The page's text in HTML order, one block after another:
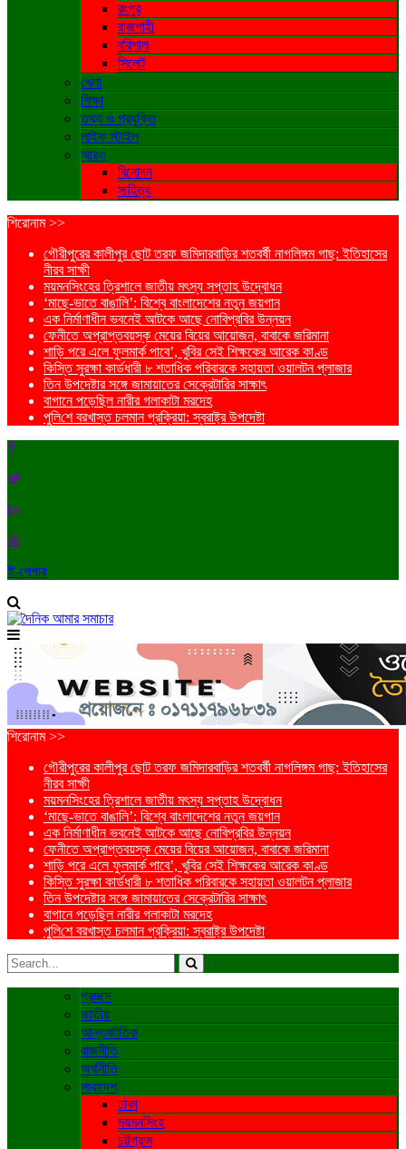
রংপুর
রাজশাহী
বরিশাল
সিলেট
খেলা
শিক্ষা
তথ্য ও প্রযুক্তি
লাইফ স্টাইল
আরও
বিনোদন
সাহিত্য
শিরোনাম >>
গৌরীপুরের কালীপুর ছোট তরফ জমিদারবাড়ির শতবর্ষী নাগলিঙ্গম গাছ: ইতিহাসের
নীরব সাক্ষী
ময়মনসিংহের ত্রিশালে জাতীয় মৎস্য সপ্তাহ উদ্বোধন
‘মাছে-ভাতে বাঙালি’: বিশ্বে বাংলাদেশের নতুন জয়গান
এক নির্মাণাধীন ভবনেই আটকে আছে নোবিপ্রবির উন্নয়ন
ফেনীতে অপ্রাপ্তবয়স্ক মেয়ের বিয়ের আয়োজন, বাবাকে জরিমানা
শাড়ি পরে এলে ফুলমার্ক পাবে’, খুবির সেই শিক্ষকের আরেক কাণ্ড
কিস্তি সুরক্ষা কার্ডধারী ৮ শতাধিক পরিবারকে সহায়তা ওয়ালটন প্লাজার
তিন উপদেষ্টার সঙ্গে জামায়াতের সেক্রেটারির সাক্ষাৎ
বাগানে পড়েছিল নারীর গলাকাটা মরদেহ
পু‌লি‌শে বরখাস্ত চলমান প্রক্রিয়া: স্বরাষ্ট্র উপদেষ্টা
ই-পেপার
শিরোনাম >>
গৌরীপুরের কালীপুর ছোট তরফ জমিদারবাড়ির শতবর্ষী নাগলিঙ্গম গাছ: ইতিহাসের
নীরব সাক্ষী
ময়মনসিংহের ত্রিশালে জাতীয় মৎস্য সপ্তাহ উদ্বোধন
‘মাছে-ভাতে বাঙালি’: বিশ্বে বাংলাদেশের নতুন জয়গান
এক নির্মাণাধীন ভবনেই আটকে আছে নোবিপ্রবির উন্নয়ন
ফেনীতে অপ্রাপ্তবয়স্ক মেয়ের বিয়ের আয়োজন, বাবাকে জরিমানা
শাড়ি পরে এলে ফুলমার্ক পাবে’, খুবির সেই শিক্ষকের আরেক কাণ্ড
কিস্তি সুরক্ষা কার্ডধারী ৮ শতাধিক পরিবারকে সহায়তা ওয়ালটন প্লাজার
তিন উপদেষ্টার সঙ্গে জামায়াতের সেক্রেটারির সাক্ষাৎ
বাগানে পড়েছিল নারীর গলাকাটা মরদেহ
পু‌লি‌শে বরখাস্ত চলমান প্রক্রিয়া: স্বরাষ্ট্র উপদেষ্টা
প্রচ্ছদ
জাতীয়
আন্তর্জাতিক
রাজনীতি
অর্থনীতি
সারাদেশ
ঢাকা
ময়মনসিংহ
চট্টগ্রাম